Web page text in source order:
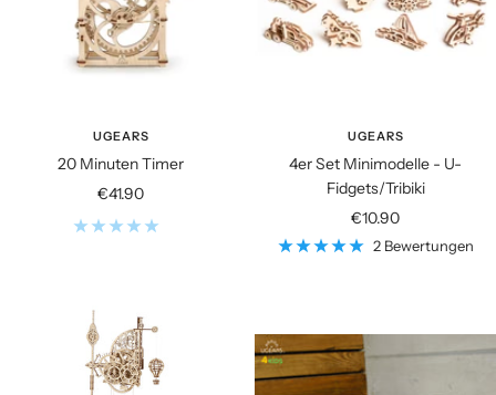
UGEARS
20 Minuten Timer
Angebotspreis
€41.90
UGEARS
4er Set Minimodelle - U-
Fidgets/Tribiki
Angebotspreis
€10.90
2 Bewertungen